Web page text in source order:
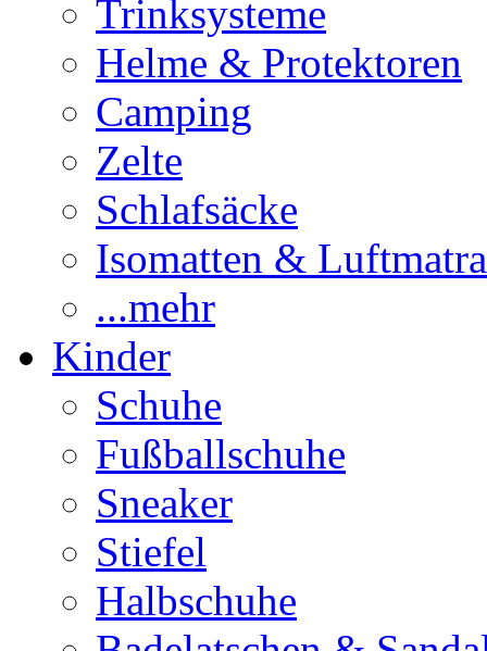
Trinksysteme
Helme & Protektoren
Camping
Zelte
Schlafsäcke
Isomatten &
...mehr
Kinder
Schuhe
Fußballschuhe
Sneaker
Stiefel
Halbschuhe